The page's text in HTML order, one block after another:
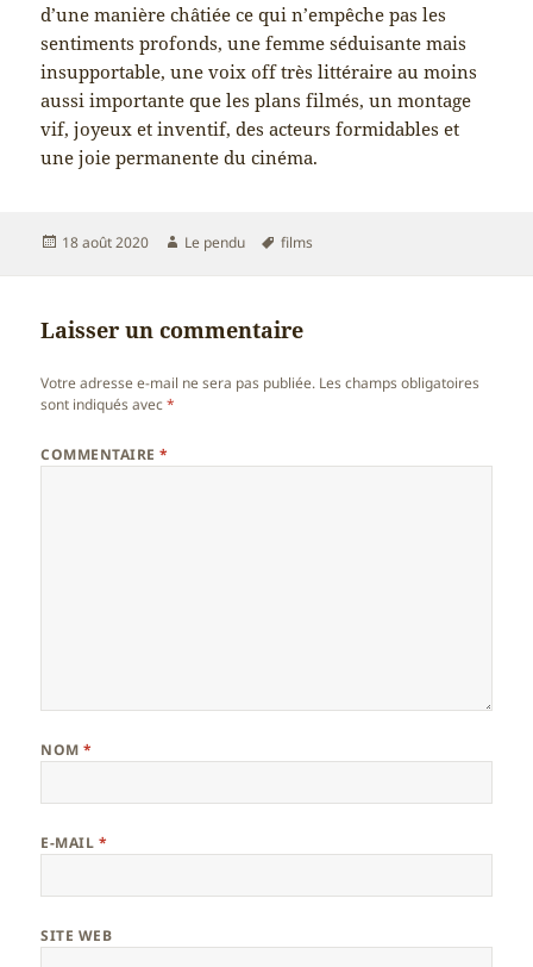
d’une manière châtiée ce qui n’empêche pas les
sentiments profonds, une femme séduisante mais
insupportable, une voix off très littéraire au moins
aussi importante que les plans filmés, un montage
vif, joyeux et inventif, des acteurs formidables et
une joie permanente du cinéma.
Publié
18 août 2020 Auteur
Le pendu
Mots-
films
Laisser un commentaire
Votre adresse e-mail ne sera pas publiée. Les champs obligatoires
sont indiqués avec*
COMMENTAIRE*
NOM*
E-MAIL *
SITE WEB